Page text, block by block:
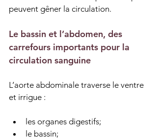
peuvent gêner la circulation.
Le bassin et l’abdomen, des
carrefours importants pour la
circulation sanguine
L’aorte abdominale traverse le ventre
et irrigue :
les organes digestifs;
le bassin;